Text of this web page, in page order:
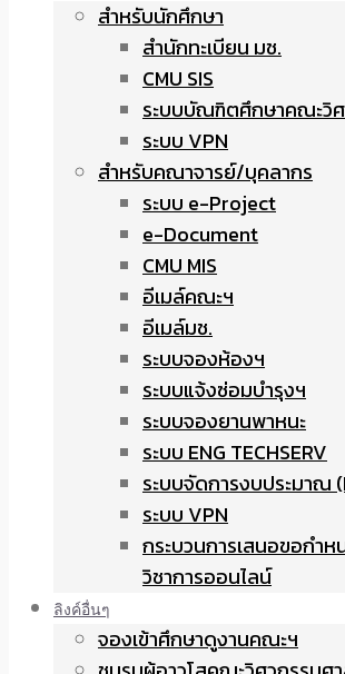
สำหรับนักศึกษา
สำนักทะเบียน มช.
CMU SIS
ระบบบัณฑิตศึกษาคณะวิ
ระบบ VPN
สำหรับคณาจารย์/บุคลากร
ระบบ e-Project
e-Document
CMU MIS
อีเมล์คณะฯ
อีเมล์มช.
ระบบจองห้องฯ
ระบบแจ้งซ่อมบำรุงฯ
ระบบจองยานพาหนะ
ระบบ ENG TECHSERV
ระบบจัดการงบประมาณ
ระบบ VPN
กระบวนการเสนอขอกำ
วิชาการออนไลน์
ลิงค์อื่นๆ
จองเข้าศึกษาดูงานคณะฯ